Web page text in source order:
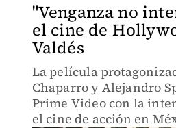
"Venganza no
el cine de
Valdés
La película
Chaparro y Alejandro
Prime Video con la
el cine de acción en